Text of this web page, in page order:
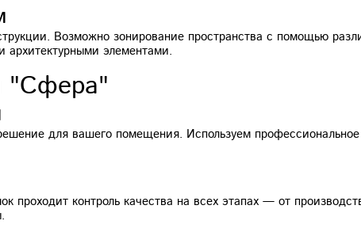
Возможно зонирование пространства с помощью
архитектурными элементами.
"Сфера"
для вашего помещения. Используем
контроль качества на всех этапах — от